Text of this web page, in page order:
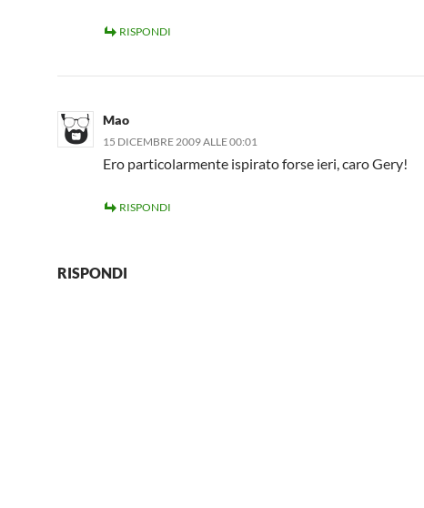
RISPONDI
Mao
15 DICEMBRE 2009 ALLE 00:01
Ero particolarmente ispirato forse ieri, caro Gery!
RISPONDI
RISPONDI